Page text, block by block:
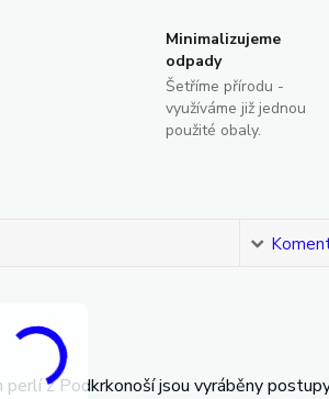
Minimalizujeme
odpady
Šetříme přírodu -
využíváme již jednou
použité obaly.
perlí z Podkrkonoší jsou vyráběny